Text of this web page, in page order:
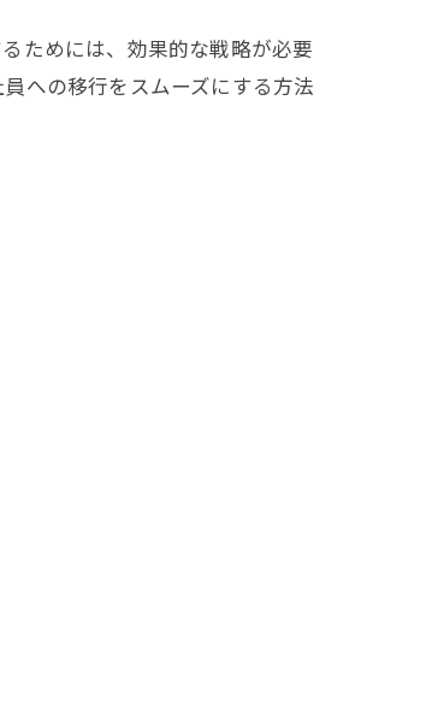
ためには、効果的な戦略が必要
への移行をスムーズにする方法